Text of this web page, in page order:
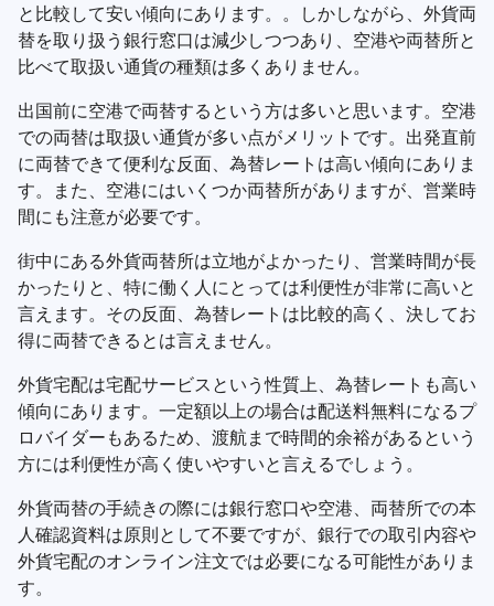
と比較して安い傾向にあります。。しかしながら、外貨両
替を取り扱う銀行窓口は減少しつつあり、空港や両替所と
比べて取扱い通貨の種類は多くありません。
出国前に空港で両替するという方は多いと思います。空港
での両替は取扱い通貨が多い点がメリットです。出発直前
に両替できて便利な反面、為替レートは高い傾向にありま
す。また、空港にはいくつか両替所がありますが、営業時
間にも注意が必要です。
街中にある外貨両替所は立地がよかったり、営業時間が長
かったりと、特に働く人にとっては利便性が非常に高いと
言えます。その反面、為替レートは比較的高く、決してお
得に両替できるとは言えません。
外貨宅配は宅配サービスという性質上、為替レートも高い
傾向にあります。一定額以上の場合は配送料無料になるプ
ロバイダーもあるため、渡航まで時間的余裕があるという
方には利便性が高く使いやすいと言えるでしょう。
外貨両替の手続きの際には銀行窓口や空港、両替所での本
人確認資料は原則として不要ですが、銀行での取引内容や
外貨宅配のオンライン注文では必要になる可能性がありま
す。